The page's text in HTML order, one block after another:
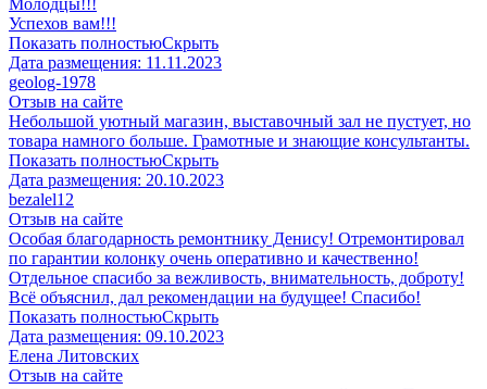
Молодцы!!!
Успехов вам!!!
Показать полностьюСкрыть
Дата размещения: 11.11.2023
geolog-1978
Отзыв на сайте
Небольшой уютный магазин, выставочный зал не пустует, но
товара намного больше. Грамотные и знающие консультанты.
Показать полностьюСкрыть
Дата размещения: 20.10.2023
​bezalel12
Отзыв на сайте
Особая благодарность ремонтнику Денису! Отремонтировал
по гарантии колонку очень оперативно и качественно!
Отдельное спасибо за вежливость, внимательность, доброту!
Всё объяснил, дал рекомендации на будущее! Спасибо!
Показать полностьюСкрыть
Дата размещения: 09.10.2023
​Елена Литовских
Отзыв на сайте